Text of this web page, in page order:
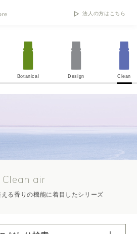
法人の方はこちら
Botanical Design Clean
Clean air
る香りの機能に着目したシリーズ